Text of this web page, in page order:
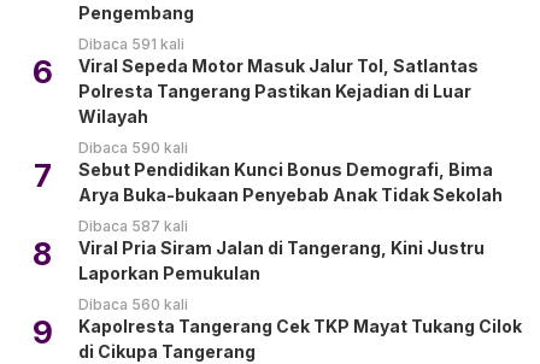
Pengembang
Dibaca 591 kali
6
Viral Sepeda Motor Masuk Jalur Tol, Satlantas
Polresta Tangerang Pastikan Kejadian di Luar
Wilayah
Dibaca 590 kali
7
Sebut Pendidikan Kunci Bonus Demografi, Bima
Arya Buka-bukaan Penyebab Anak Tidak Sekolah
Dibaca 587 kali
8
Viral Pria Siram Jalan di Tangerang, Kini Justru
Laporkan Pemukulan
Dibaca 560 kali
9
Kapolresta Tangerang Cek TKP Mayat Tukang Cilok
di Cikupa Tangerang